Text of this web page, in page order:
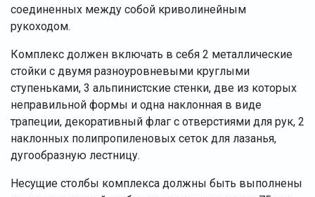
соединенных между собой криволинейным
рукоходом.
Комплекс должен включать в себя 2 металлические
стойки с двумя разноуровневыми круглыми
ступеньками, 3 альпинистские стенки, две из которых
неправильной формы и одна наклонная в виде
трапеции, декоративный флаг с отверстиями для рук, 2
наклонных полипропиленовых сеток для лазанья,
дугообразную лестницу.
Несущие столбы комплекса должны быть выполнены